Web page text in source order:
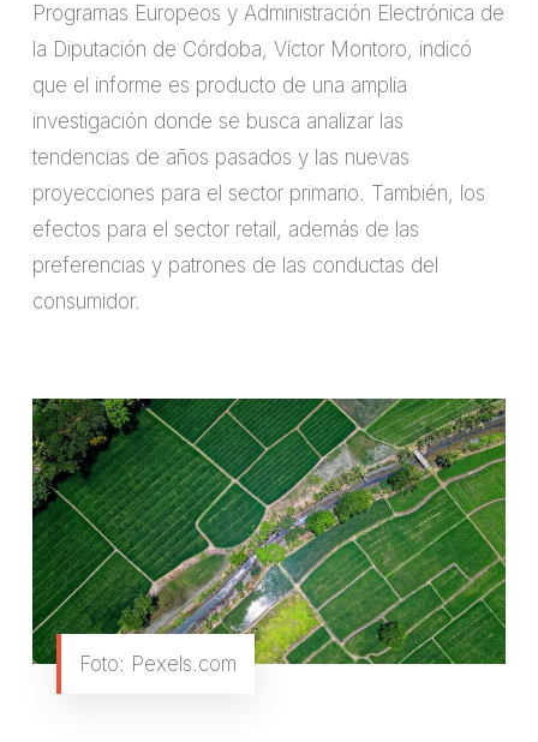
Programas Europeos y Administración Electrónica de
la Diputación de Córdoba, Víctor Montoro, indicó
que el informe es producto de una amplia
investigación donde se busca analizar las
tendencias de años pasados y las nuevas
proyecciones para el sector primario. También, los
efectos para el sector retail, además de las
preferencias y patrones de las conductas del
consumidor.
Foto: Pexels.com